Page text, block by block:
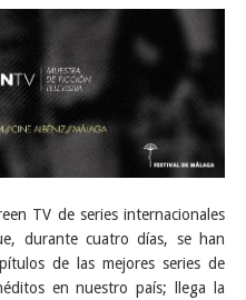
TV de series internacionales
durante cuatro días, se han
de las mejores series de
en nuestro país; llega la